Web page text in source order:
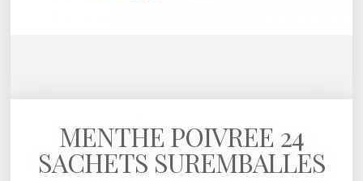
MENTHE POIVREE 24
SACHETS SUREMBALLES